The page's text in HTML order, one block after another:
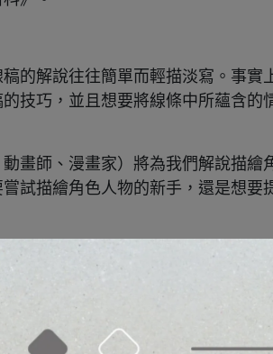
的解說往往簡單而輕描淡寫。事
技巧，並且想要將線條中所蘊含的
畫師、漫畫家）將為我們解說描
試描繪角色人物的新手，還是想
是EX版本，甚至是iPad版本、
線稿的功能並加以介紹。在正文
同功能的選用方式」等。